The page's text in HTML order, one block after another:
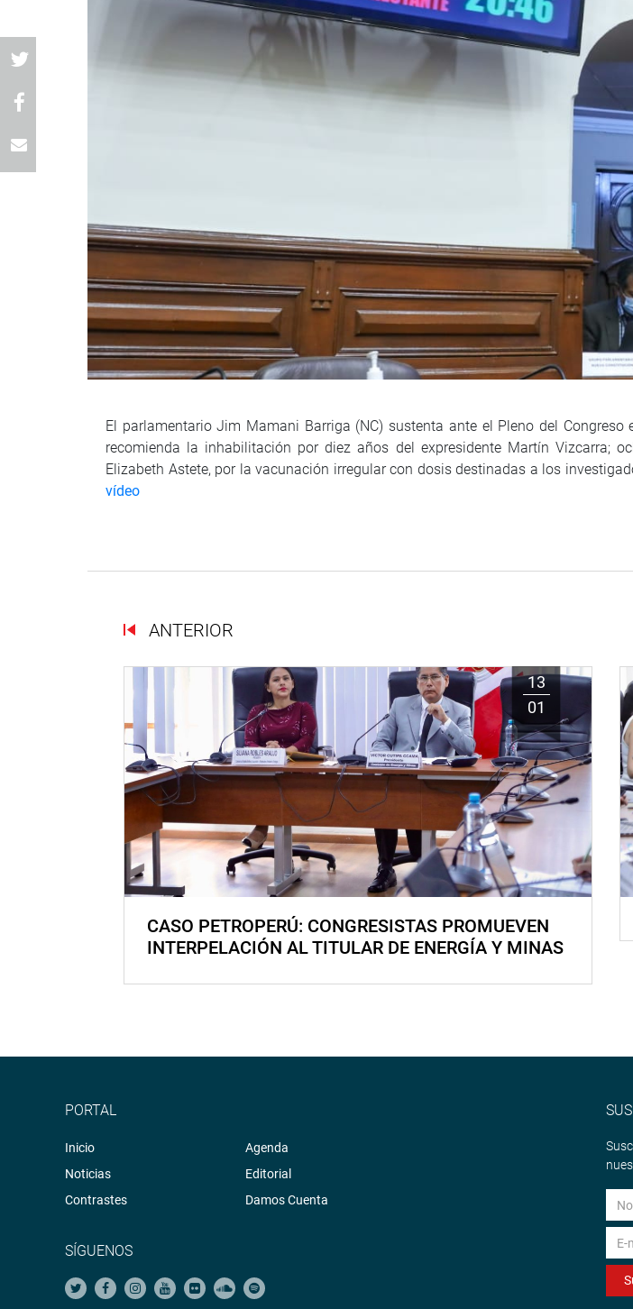
El parlamentario Jim Mamani Barriga (NC) sustenta ante el Pleno del
recomienda la inhabilitación por diez años del expresidente Martín Vizcarra;
Elizabeth Astete, por la vacunación irregular con dosis destinadas a los
vídeo
ANTERIOR
13
01
CASO PETROPERÚ: CONGRESISTAS PROMUEVEN
INTERPELACIÓN AL TITULAR DE ENERGÍA Y MINAS
PORTAL
Inicio
Noticias
Contrastes
Agenda
Editorial
Damos Cuenta
SÍGUENOS